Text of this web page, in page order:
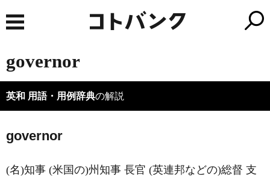
governor
英和 用語・用例辞典の解説
governor
(名)知事 (米国の)州知事 長官 (英連邦などの)総督 支